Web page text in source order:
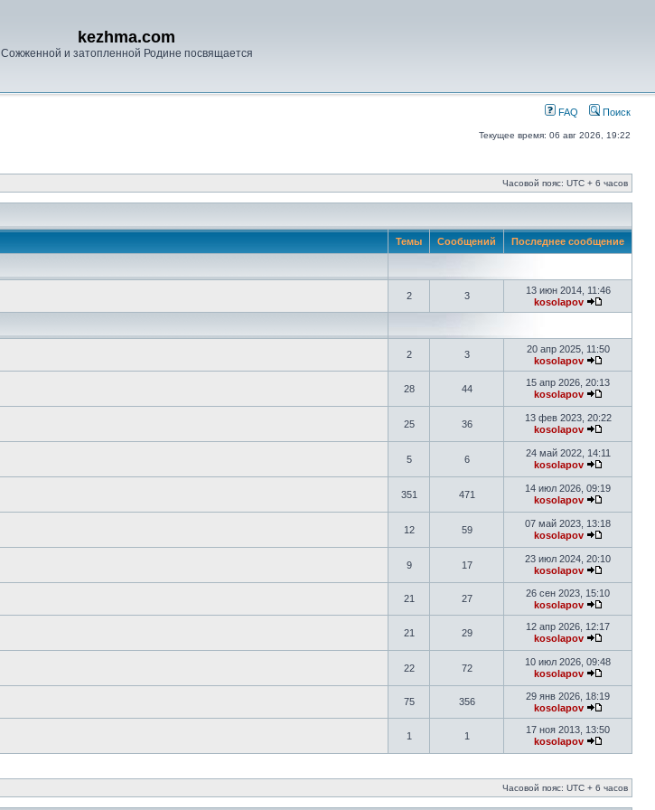
kezhma.com
Сожженной и затопленной Родине посвящается
FAQ Поиск
Текущее время: 06 авг 2026, 19:22
Часовой пояс: UTC + 6 часов
Темы Сообщений Последнее сообщение
2 3
13 июн 2014, 11:46
kosolapov
2 3
20 апр 2025, 11:50
kosolapov
28 44
15 апр 2026, 20:13
kosolapov
25 36
13 фев 2023, 20:22
kosolapov
5 6
24 май 2022, 14:11
kosolapov
351 471
14 июл 2026, 09:19
kosolapov
12 59
07 май 2023, 13:18
kosolapov
9 17
23 июл 2024, 20:10
kosolapov
21 27
26 сен 2023, 15:10
kosolapov
21 29
12 апр 2026, 12:17
kosolapov
22 72
10 июл 2026, 09:48
kosolapov
75 356
29 янв 2026, 18:19
kosolapov
1 1
17 ноя 2013, 13:50
kosolapov
Часовой пояс: UTC + 6 часов